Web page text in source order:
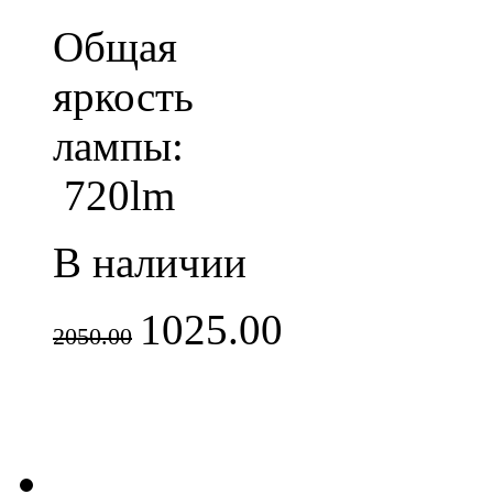
Общая
яркость
лампы:
720lm
В наличии
2050.00 1025.00